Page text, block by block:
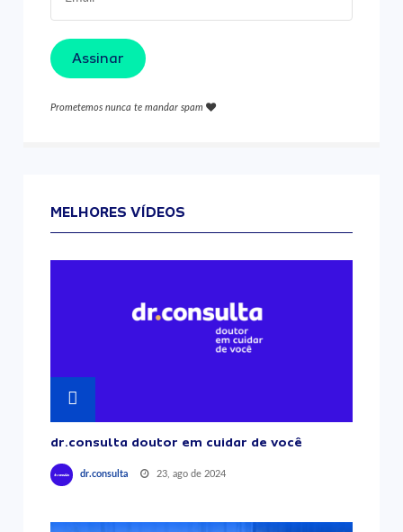
Assinar
Prometemos nunca te mandar spam
MELHORES VÍDEOS
dr.consulta doutor em cuidar de você
dr.consulta 23, ago de 2024